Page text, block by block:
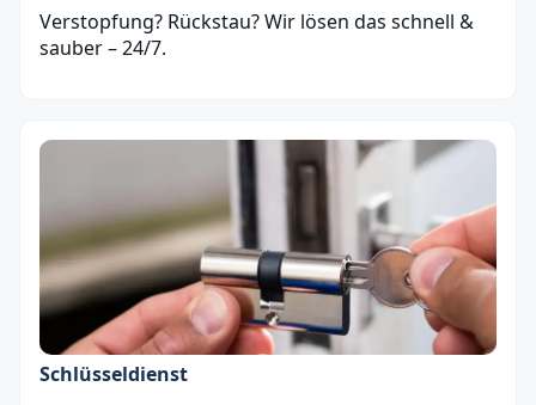
Verstopfung? Rückstau? Wir lösen das schnell &
sauber – 24/7.
Schlüsseldienst